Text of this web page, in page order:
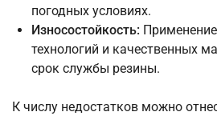
погодных условиях.
Износостойкость:
технологий и качественных
срок службы резины.
К числу недостатков можно